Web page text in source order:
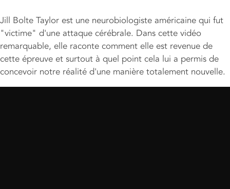
Jill Bolte Taylor est une neurobiologiste américaine qui fut
"victime" d'une attaque cérébrale. Dans cette vidéo
remarquable, elle raconte comment elle est revenue de
cette épreuve et surtout à quel point cela lui a permis de
concevoir notre réalité d'une manière totalement nouvelle.